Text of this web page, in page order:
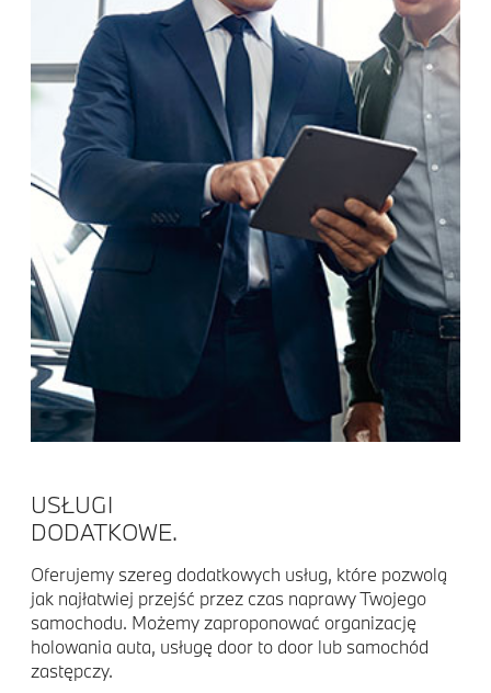
USŁUGI
DODATKOWE.
Oferujemy szereg dodatkowych usług, które pozwolą
jak najłatwiej przejść przez czas naprawy Twojego
samochodu. Możemy zaproponować organizację
holowania auta, usługę door to door lub samochód
zastępczy.